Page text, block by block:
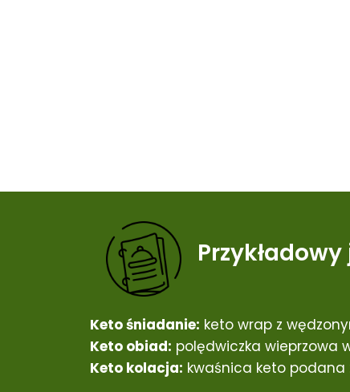
Keto śniadanie: keto wrap z
Keto obiad: polędwiczka wieprzowa
Keto kolacja: kwaśnica keto podana